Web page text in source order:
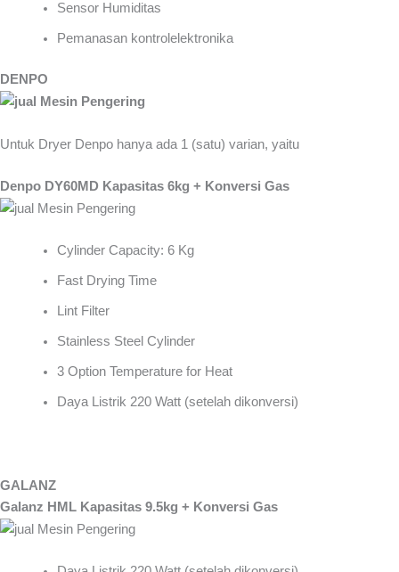
Sensor Humiditas
Pemanasan kontrolelektronika
DENPO
Untuk Dryer Denpo hanya ada 1 (satu) varian, yaitu
Denpo DY60MD Kapasitas 6kg + Konversi Gas
Cylinder Capacity: 6 Kg
Fast Drying Time
Lint Filter
Stainless Steel Cylinder
3 Option Temperature for Heat
Daya Listrik 220 Watt (setelah dikonversi)
GALANZ
Galanz HML Kapasitas 9.5kg + Konversi Gas